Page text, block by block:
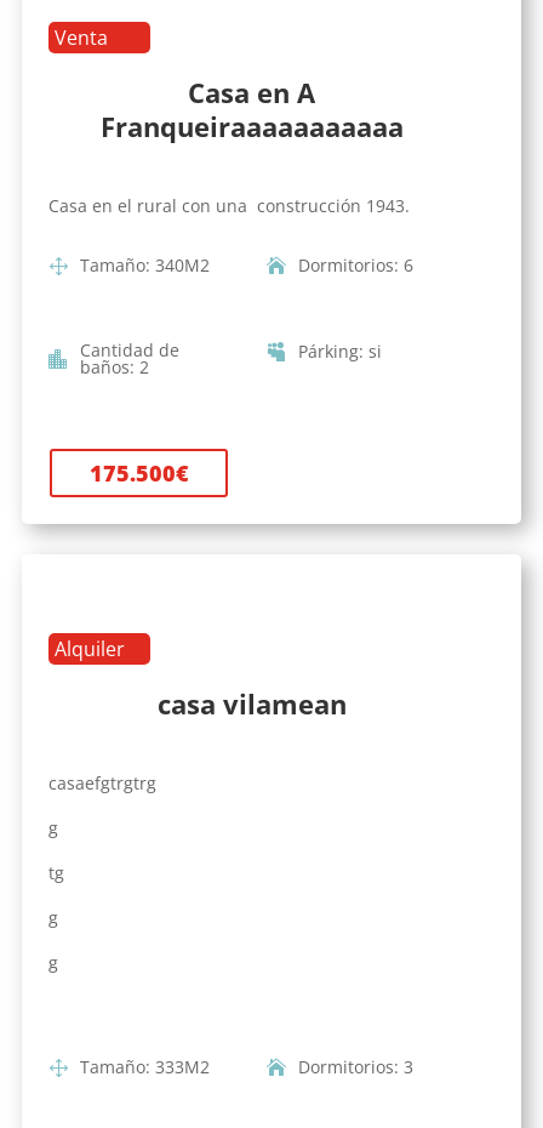
Venta
Casa en A
Franqueiraaaaaaaaaaa
Casa en el rural con una construcción 1943.
Tamaño: 340M2 Dormitorios: 6
Cantidad de
baños: 2
Párking: si
175.500€
Alquiler
casa vilamean
casaefgtrgtrg
g
tg
g
g
Tamaño: 333M2 Dormitorios: 3